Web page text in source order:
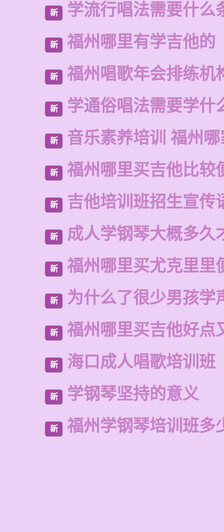
新 学流行唱法需要什么
新 福州哪里有学吉他的
新 福州唱歌年会排练机
新 学通俗唱法需要学什
新 音乐素养培训 福州
新 福州哪里买吉他比较
新 吉他培训班招生宣传
新 成人学钢琴大概多久
新 福州哪里买尤克里里
新 为什么了很少男孩学
新 福州哪里买吉他好点
新 海口成人唱歌培训班
新 学钢琴坚持的意义
新 福州学钢琴培训班多